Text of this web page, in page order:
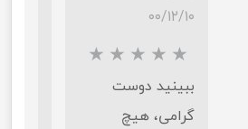
۰۰/۱۲/۱۰
ببینید دوست
گرامی، هیچ